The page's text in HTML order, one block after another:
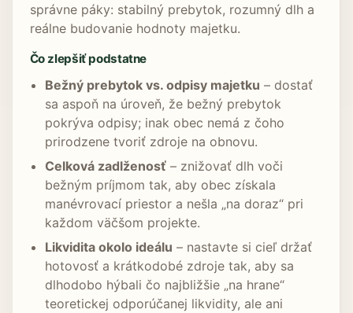
správne páky: stabilný prebytok, rozumný dlh a
reálne budovanie hodnoty majetku.
Čo zlepšiť podstatne
Bežný prebytok vs. odpisy majetku – dostať
sa aspoň na úroveň, že bežný prebytok
pokrýva odpisy; inak obec nemá z čoho
prirodzene tvoriť zdroje na obnovu.
Celková zadlženosť– znižovať dlh voči
bežným príjmom tak, aby obec získala
manévrovací priestor a nešla „na doraz“ pri
každom väčšom projekte.
Likvidita okolo ideálu – nastavte si cieľ držať
hotovosť a krátkodobé zdroje tak, aby sa
dlhodobo hýbali čo najbližšie „na hrane“
teoretickej odporúčanej likvidity, ale ani